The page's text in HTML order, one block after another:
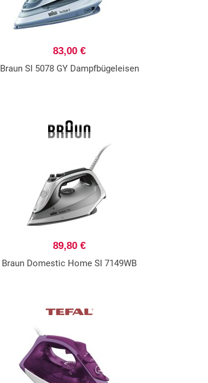
83,00 €
Braun SI 5078 GY Dampfbügeleisen
89,80 €
Braun Domestic Home SI 7149WB